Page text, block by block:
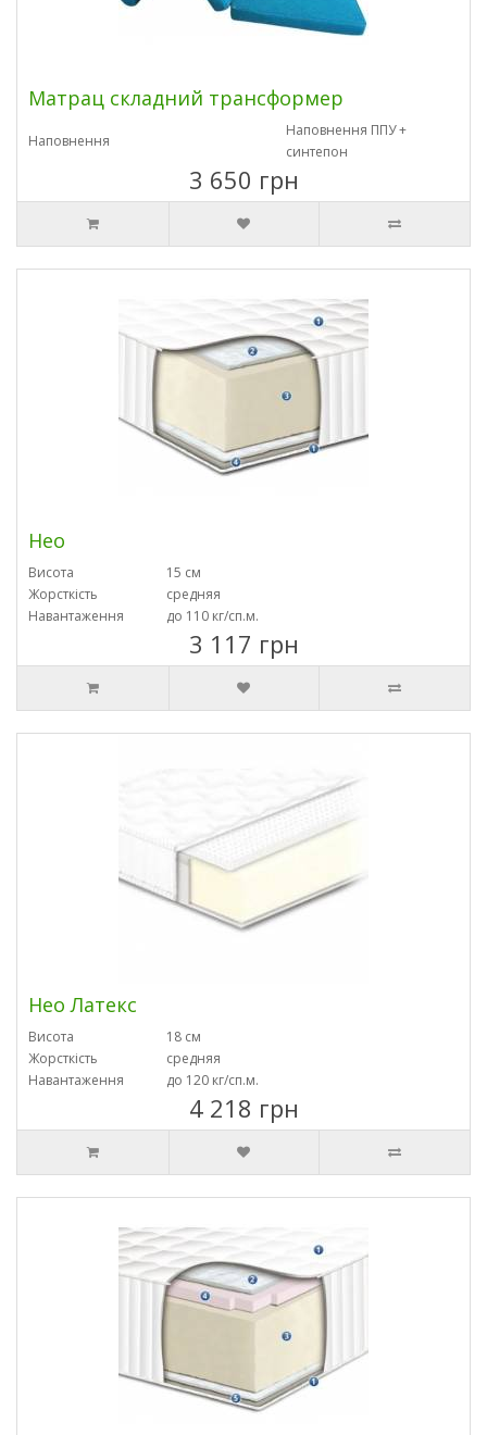
Матрац складний трансформер
Наповнення
Наповнення ППУ +
синтепон
3 650 грн
Нео
Висота
15 см
Жорсткість
средняя
Навантаження
до 110 кг/сп.м.
3 117 грн
Нео Латекс
Висота
18 см
Жорсткість
средняя
Навантаження
до 120 кг/сп.м.
4 218 грн